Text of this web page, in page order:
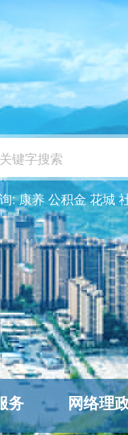
:康养 公积金 花城
务 网络理